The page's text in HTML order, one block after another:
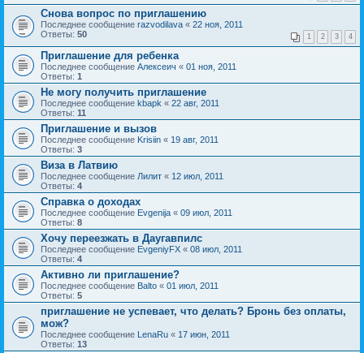
Снова вопрос по приглашению
Последнее сообщение razvodilava « 22 ноя, 2011
Ответы: 50 1 2 3 4
Приглашение для ребенка
Последнее сообщение Алексеич « 01 ноя, 2011
Ответы: 1
Не могу получить приглашение
Последнее сообщение kbapk « 22 авг, 2011
Ответы: 11
Приглашение и вызов
Последнее сообщение Krisiin « 19 авг, 2011
Ответы: 3
Виза в Латвию
Последнее сообщение Лилит « 12 июл, 2011
Ответы: 4
Справка о доходах
Последнее сообщение Evgenija « 09 июл, 2011
Ответы: 8
Хочу переезжать в Даугавпилс
Последнее сообщение EvgeniyFX « 08 июл, 2011
Ответы: 4
Активно ли приглашение?
Последнее сообщение Balto « 01 июл, 2011
Ответы: 5
приглашение не успевает, что делать? Бронь без оплаты,
мож?
Последнее сообщение LenaRu « 17 июн, 2011
Ответы: 13